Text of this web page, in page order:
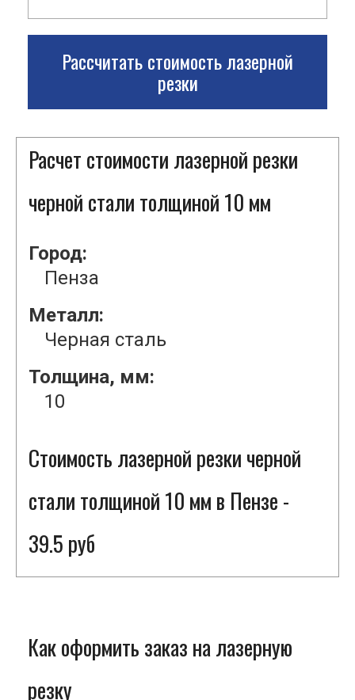
Рассчитать стоимость лазерной
резки
Расчет стоимости лазерной резки
черной стали толщиной 10 мм
Город:
Пенза
Металл:
Черная сталь
Толщина, мм:
10
Стоимость лазерной резки черной
стали толщиной 10 мм в Пензе -
39.5 руб
Как оформить заказ на лазерную
резку